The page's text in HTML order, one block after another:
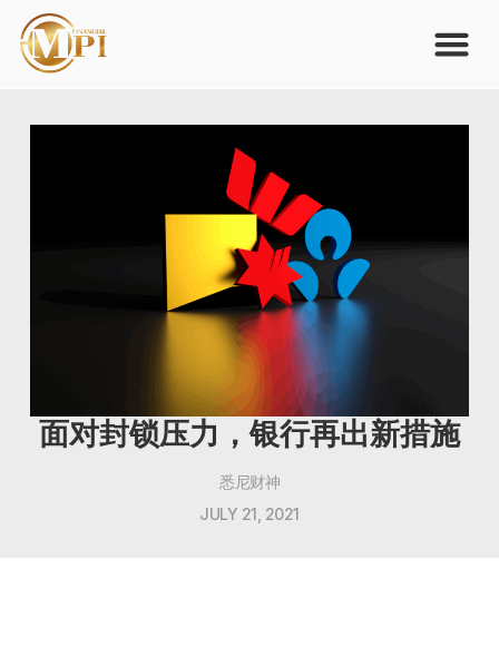
面对封锁压力，银行再出新措施
悉尼财神
JULY 21, 2021